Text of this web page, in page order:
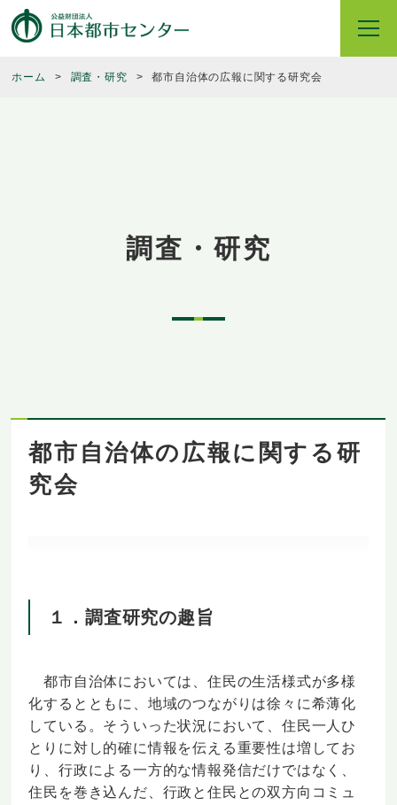
ホーム 調査・研究 都市自治体の広報に関する研究会
調査・研究
都市自治体の広報に関する研
究会
１．調査研究の趣旨
都市自治体においては、住民の生活様式が多様
化するとともに、地域のつながりは徐々に希薄化
している。そういった状況において、住民一人ひ
とりに対し的確に情報を伝える重要性は増してお
り、行政による一方的な情報発信だけではなく、
住民を巻き込んだ、行政と住民との双方向コミュ